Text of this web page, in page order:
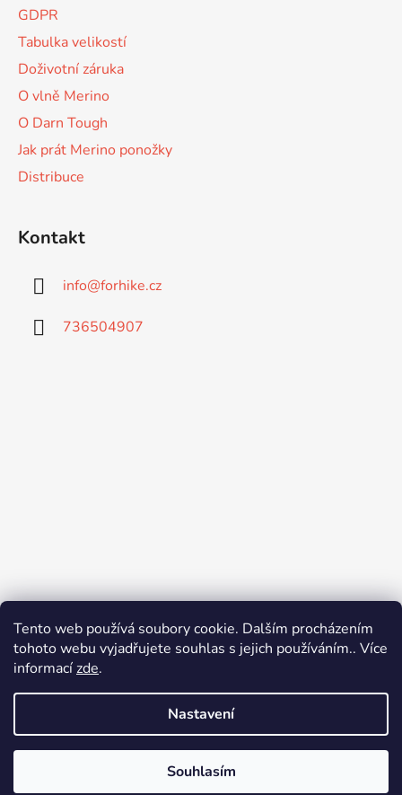
Tento web používá soubory cookie. Dalším procházením
tohoto webu vyjadřujete souhlas s jejich používáním.. Více
informacízde.
Nastavení
Souhlasím
GDPR
Tabulka velikostí
Doživotní záruka
O vlně Merino
O Darn Tough
Jak prát Merino ponožky
Distribuce
Kontakt
info@forhike.cz
736504907
Vytvořil Shoptet